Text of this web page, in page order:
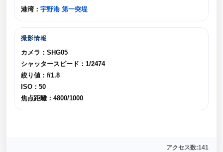
港湾：宇野港 第一突堤
撮影情報
カメラ：SHG05
シャッタースピード：1/2474
絞り値：f/1.8
ISO：50
焦点距離：4800/1000
アクセス数:141